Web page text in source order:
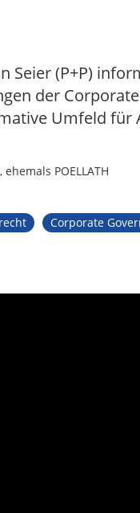
Seier (P+P)
der
Umfeld für
, ehemals POELLATH
Corporate